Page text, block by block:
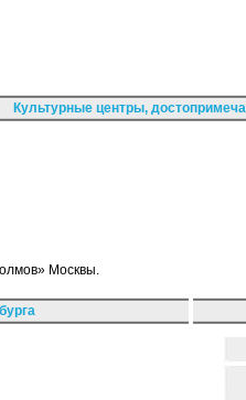
Культурные центры,
Москвы.